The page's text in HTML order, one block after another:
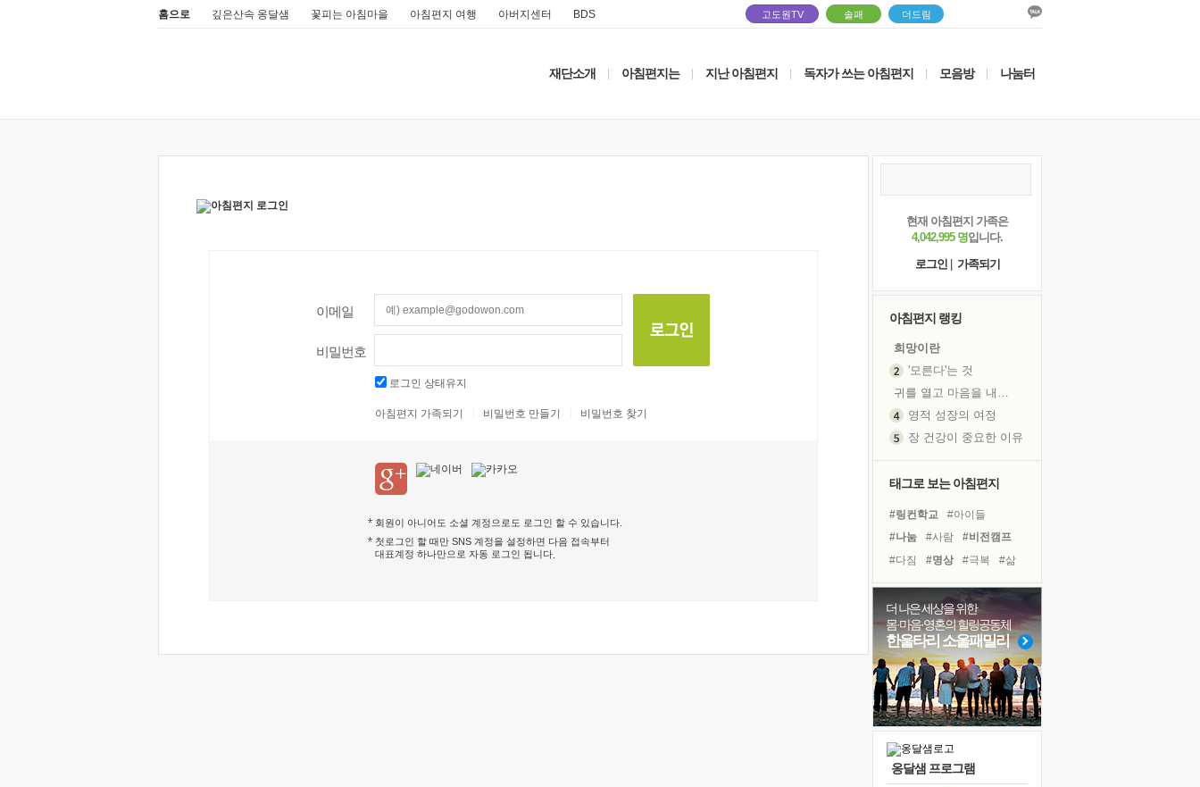
홈으로 깊은산속 옹달샘 꽃피는 아침마을 아침편지 여행 아버지센터 BDS 고도원TV 솔패 더드림
재단소개 아침편지는 지난 아침편지 독자가 쓰는 아침편지 모음방 나눔터
이메일
비밀번호
로그인 상태유지
아침편지 가족되기 비밀번호 만들기 비밀번호 찾기
회원이 아니어도 소셜 계정으로도 로그인 할 수 있습니다.
첫로그인 할 때만 SNS 계정을 설정하면 다음 접속부터
대표계정 하나만으로 자동 로그인 됩니다
현재 아침편지 가족은
4,042,995 명입니다.
로그인
가족되기
아침편지 랭킹
희망이란
'모른다'는 것
귀를 열고 마음을 내어주고
영적 성장의 여정
장 건강이 중요한 이유
꿈이 실제가 되는 것
'말 타는 법'을 먼저
졸업식 사진을 보며
아픈 아버지를 위한 공간 설계
극심한 변비, 어깨결림, 수면 장애
보고 싶은 어머니
유년 시절의 부산 영도 바다
못된 꼰대들
거울 속의 나
태그로 보는 아침편지
#링컨학교
#아이들
#나눔
#사람
#비전캠프
#다짐
#명상 #극복
#삶
#도움
#면역력
#위기
#독서
#독서캠프
#친구
#힐링
#유튜브
#리더
#건강
#바이러스 #선택
더 나은 세상을 위한
몸·마음·영혼의 힐링공동체
한울타리 소울패밀리
옹달샘 프로그램